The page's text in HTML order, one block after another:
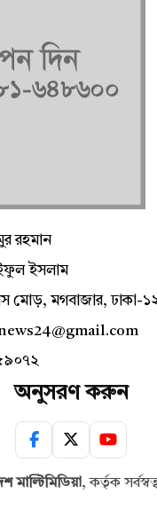
রহমান
ইসলাম
মোড়, মগবাজার, ঢাকা-
অনুসরণ করুন
মাল্টিমিডিয়া, কর্তৃক